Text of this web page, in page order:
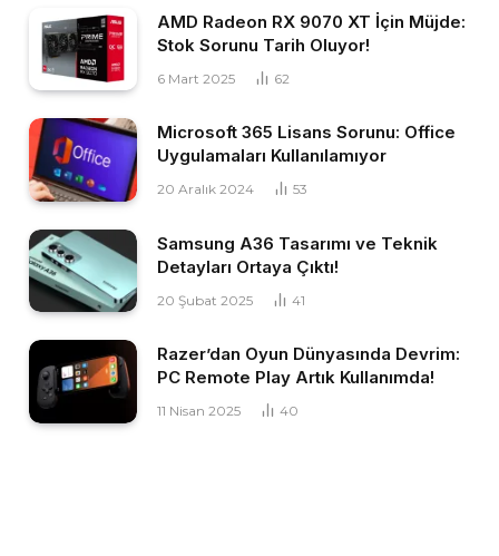
AMD Radeon RX 9070 XT İçin Müjde:
Stok Sorunu Tarih Oluyor!
6 Mart 2025 62
Microsoft 365 Lisans Sorunu: Office
Uygulamaları Kullanılamıyor
20 Aralık 2024 53
Samsung A36 Tasarımı ve Teknik
Detayları Ortaya Çıktı!
20 Şubat 2025 41
Razer’dan Oyun Dünyasında Devrim:
PC Remote Play Artık Kullanımda!
11 Nisan 2025 40